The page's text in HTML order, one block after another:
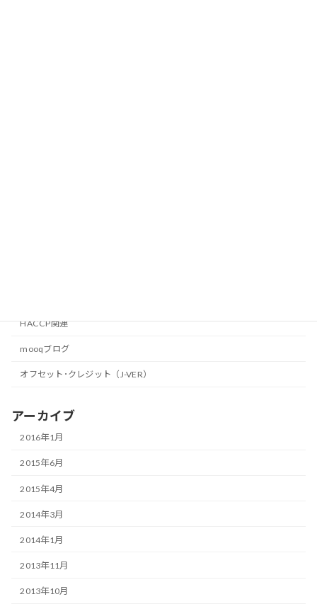
HACCP関連
mooqブログ
オフセット･クレジット（J-VER）
アーカイブ
2016年1月
2015年6月
2015年4月
2014年3月
2014年1月
2013年11月
2013年10月